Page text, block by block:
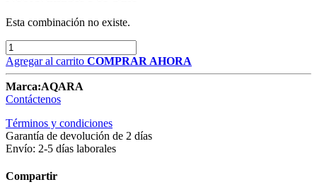
Esta combinación no existe.
Agregar al carrito COMPRAR AHORA
Marca:AQARA
Contáctenos
Términos y condiciones
Garantía de devolución de 2 días
Envío: 2-5 días laborales
Compartir